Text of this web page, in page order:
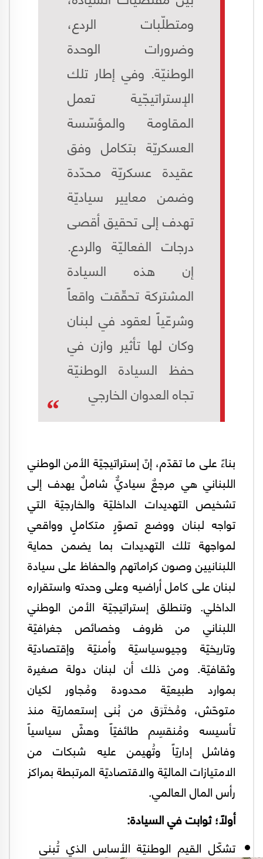
ومتطلّبات الردع،
وضرورات الوحدة
الوطنيّة. وفي إطار تلك
الإستراتيجّية تعمل
المقاومة والمؤسّسة
العسكريّة بتكامل وفق
عقيدة عسكريّة محدّدة
وضمن معايير سياديّة
تهدف إلى تحقيق أقصى
درجات الفعاليّة والردع.
إن هذه السيادة
المشتركة تحقّقت واقعاً
وشرعّياً لعقود في لبنان
وكان لها تأثير وازن في
حفظ السيادة الوطنيّة
تجاه العدوان الخارجي
بناءً على ما تقدّم، إنّ إستراتيجيّة الأمن الوطني
اللبناني هي مرجعٌ سياديٌّ شاملٌ يهدف إلى
تشخيص التهديدات الداخليّة والخارجيّة التي
تواجه لبنان ووضع تصوّرٍ متكاملٍ وواقعي
لمواجهة تلك التهديدات بما يضمن حماية
اللبنانيين وصون كراماتهم والحفاظ على سيادة
لبنان على كامل أراضيه وعلى وحدته واستقراره
الداخلي. وتنطلق إستراتيجيّة الأمن الوطني
اللبناني من ظروف وخصائص جغرافيّة
وتاريخيّة وجيوسياسيّة وأمنيّة وإقتصاديّة
وثقافيّة. ومن ذلك أن لبنان دولة صغيرة
بموارد طبيعيّة محدودة ومُجاور لكيان
متوحّش، ومُختَرَق من بُنى إستعماريّة منذ
تأسيسه ومُنقسِم طائفيّاً وهشّ سياسياً
وفاشل إداريّاً وتُهيمن عليه شبكات من
الامتيازات الماليّة والاقتصاديّة المرتبطة بمراكز
رأس المال العالمي.
أولاً؛ ثوابت في السيادة:
تشكّل القيم الوطنيّة الأساس الذي تُبنى